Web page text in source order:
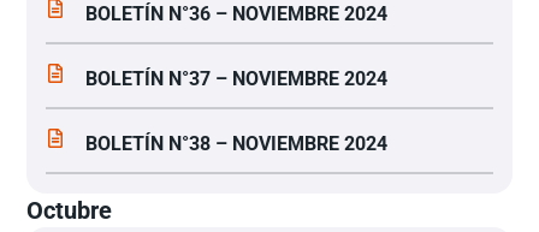
BOLETÍN N°36 – NOVIEMBRE 2024
BOLETÍN N°37 – NOVIEMBRE 2024
BOLETÍN N°38 – NOVIEMBRE 2024
Octubre